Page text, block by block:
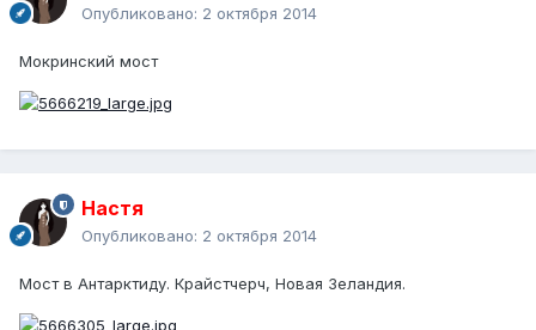
Опубликовано: 2 октября 2014
Мокринский мост
Настя
Опубликовано: 2 октября 2014
Мост в Антарктиду. Крайстчерч, Новая Зеландия.